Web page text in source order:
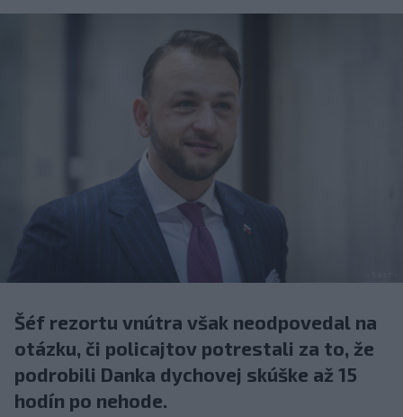
Šéf rezortu vnútra však neodpovedal na
otázku, či policajtov potrestali za to, že
podrobili Danka dychovej skúške až 15
hodín po nehode.